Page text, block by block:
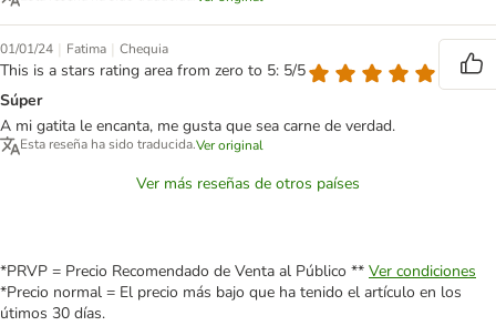
01/01/24 | Fatima | Chequia
This is a stars rating area from zero to 5: 5/5
Súper
A mi gatita le encanta, me gusta que sea carne de verdad.
Esta reseña ha sido traducida.Ver original
Ver más reseñas de otros países
*PRVP = Precio Recomendado de Venta al Público ** Ver condiciones
*Precio normal = El precio más bajo que ha tenido el artículo en los
útimos 30 días.